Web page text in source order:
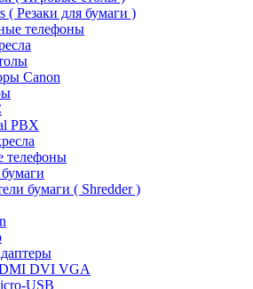
( Резаки для бумаги )
телефоны
Canon
PBX
телефоны
бумаги ( Shredder )
DVI VGA
USB